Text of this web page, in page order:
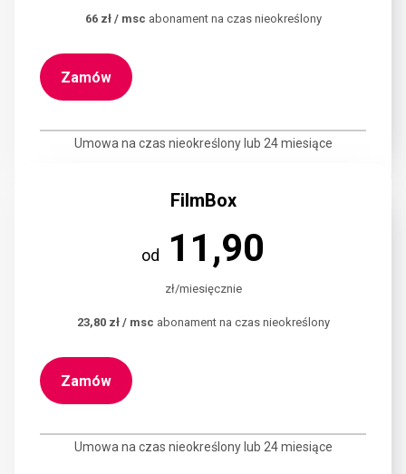
66 zł / msc abonament na czas nieokreślony
Zamów
Umowa na czas nieokreślony lub 24 miesiące
FilmBox
od 11,90
zł/miesięcznie
23,80 zł / msc abonament na czas nieokreślony
Zamów
Umowa na czas nieokreślony lub 24 miesiące